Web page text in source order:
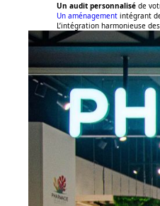
Un audit personnalisé de
Un aménagement intégrant
L’intégration harmonieuse